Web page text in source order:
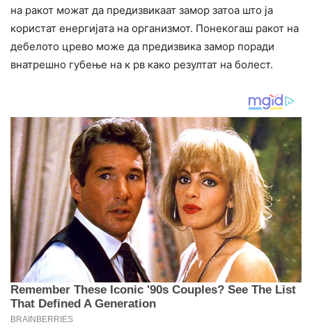
на ракот можат да предизвикаат замор затоа што ја
користат енергијата на организмот. Понекогаш ракот на
дебелото црево може да предизвика замор поради
внатрешно губење на к рв како резултат на болест.